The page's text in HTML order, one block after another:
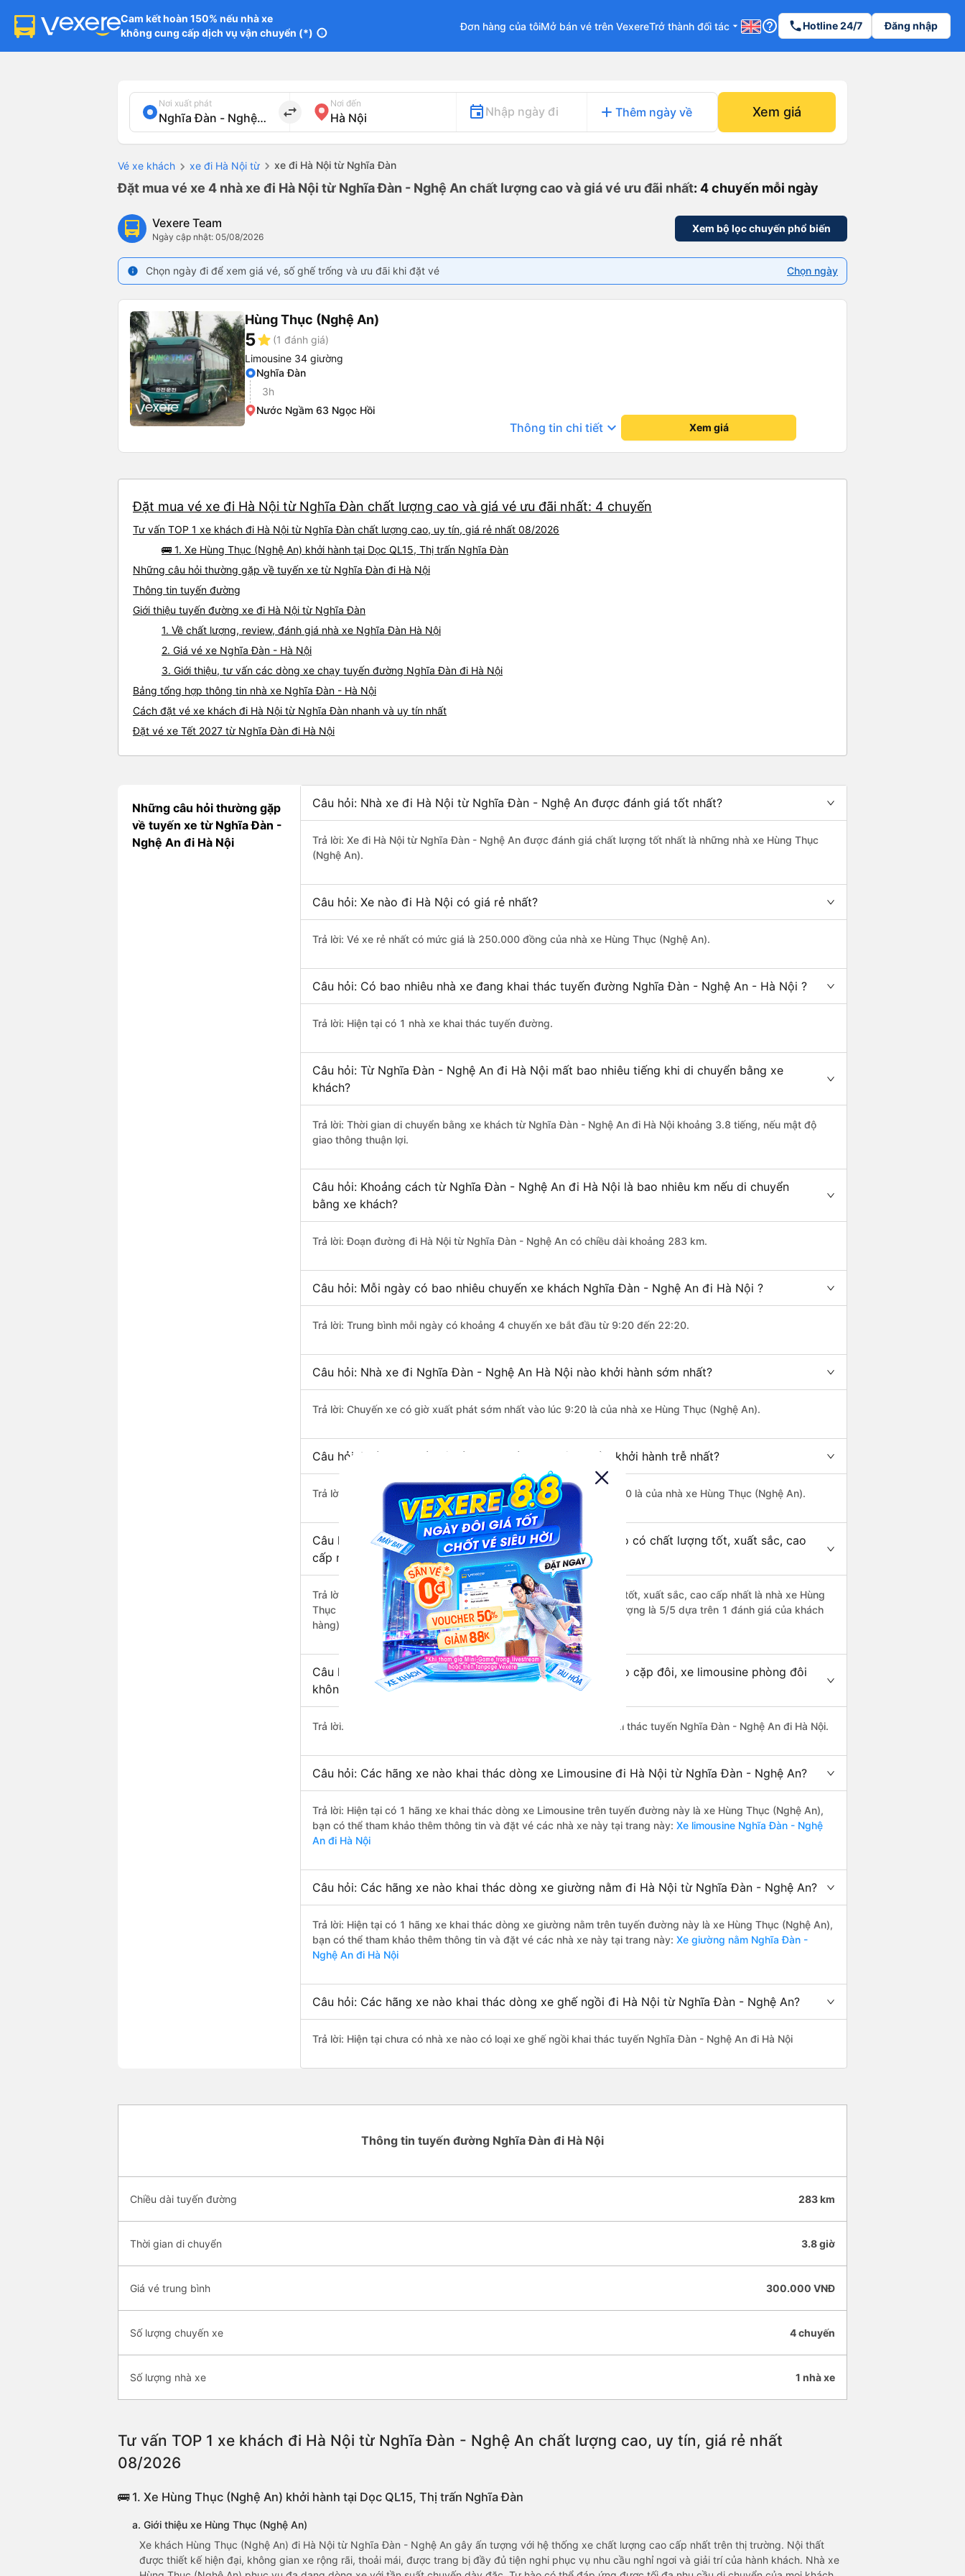
Cam kết hoàn 150% nếu nhà xe
không cung cấp dịch vụ vận chuyển (*) info
Đơn hàng của tôiMở bán vé trên VexereTrở thành đối tác arrow_drop_down help_outline phoneHotline 24/7 Đăng nhập
Nơi xuất phát
import_export
Nơi đến
Nhập ngày đi add Thêm ngày về Xem giá
Vé xe khách xe đi Hà Nội từ xe đi Hà Nội từ Nghĩa Đàn
Đặt mua vé xe 4 nhà xe đi Hà Nội từ Nghĩa Đàn - Nghệ An chất lượng cao và giá vé ưu đãi nhất: 4 chuyến mỗi ngày
Vexere Team
Ngày cập nhật: 05/08/2026
Xem bộ lọc chuyến phổ biến
info Chọn ngày đi để xem giá vé, số ghế trống và ưu đãi khi đặt vé Chọn ngày
Hùng Thục (Nghệ An)
5star (1 đánh giá)
Limousine 34 giường
Nghĩa Đàn
3h
Nước Ngầm 63 Ngọc Hồi
Thông tin chi tiết keyboard_arrow_down Xem giá
Đặt mua vé xe đi Hà Nội từ Nghĩa Đàn chất lượng cao và giá vé ưu đãi nhất: 4 chuyến
Tư vấn TOP 1 xe khách đi Hà Nội từ Nghĩa Đàn chất lượng cao, uy tín, giá rẻ nhất 08/2026
🚌 1. Xe Hùng Thục (Nghệ An) khởi hành tại Dọc QL15, Thị trấn Nghĩa Đàn
Những câu hỏi thường gặp về tuyến xe từ Nghĩa Đàn đi Hà Nội
Thông tin tuyến đường
Giới thiệu tuyến đường xe đi Hà Nội từ Nghĩa Đàn
1. Về chất lượng, review, đánh giá nhà xe Nghĩa Đàn Hà Nội
2. Giá vé xe Nghĩa Đàn - Hà Nội
3. Giới thiệu, tư vấn các dòng xe chạy tuyến đường Nghĩa Đàn đi Hà Nội
Bảng tổng hợp thông tin nhà xe Nghĩa Đàn - Hà Nội
Cách đặt vé xe khách đi Hà Nội từ Nghĩa Đàn nhanh và uy tín nhất
Đặt vé xe Tết 2027 từ Nghĩa Đàn đi Hà Nội
Những câu hỏi thường gặp
về tuyến xe từ Nghĩa Đàn -
Nghệ An đi Hà Nội
Câu hỏi: Nhà xe đi Hà Nội từ Nghĩa Đàn - Nghệ An được đánh giá tốt nhất?
Trả lời: Xe đi Hà Nội từ Nghĩa Đàn - Nghệ An được đánh giá chất lượng tốt nhất là những nhà xe Hùng Thục
(Nghệ An).
Câu hỏi: Xe nào đi Hà Nội có giá rẻ nhất?
Trả lời: Vé xe rẻ nhất có mức giá là 250.000 đồng của nhà xe Hùng Thục (Nghệ An).
Câu hỏi: Có bao nhiêu nhà xe đang khai thác tuyến đường Nghĩa Đàn - Nghệ An - Hà Nội ?
Trả lời: Hiện tại có 1 nhà xe khai thác tuyến đường.
Câu hỏi: Từ Nghĩa Đàn - Nghệ An đi Hà Nội mất bao nhiêu tiếng khi di chuyển bằng xe
khách?
Trả lời: Thời gian di chuyển bằng xe khách từ Nghĩa Đàn - Nghệ An đi Hà Nội khoảng 3.8 tiếng, nếu mật độ
giao thông thuận lợi.
Câu hỏi: Khoảng cách từ Nghĩa Đàn - Nghệ An đi Hà Nội là bao nhiêu km nếu di chuyển
bằng xe khách?
Trả lời: Đoạn đường đi Hà Nội từ Nghĩa Đàn - Nghệ An có chiều dài khoảng 283 km.
Câu hỏi: Mỗi ngày có bao nhiêu chuyến xe khách Nghĩa Đàn - Nghệ An đi Hà Nội ?
Trả lời: Trung bình mỗi ngày có khoảng 4 chuyến xe bắt đầu từ 9:20 đến 22:20.
Câu hỏi: Nhà xe đi Nghĩa Đàn - Nghệ An Hà Nội nào khởi hành sớm nhất?
Trả lời: Chuyến xe có giờ xuất phát sớm nhất vào lúc 9:20 là của nhà xe Hùng Thục (Nghệ An).
Câu hỏi: Nhà xe đi Hà Nội từ Nghĩa Đàn - Nghệ An nào khởi hành trễ nhất?
Trả lời: Chuyến xe có giờ xuất phát trễ (muộn) nhất là vào lúc 22:20 là của nhà xe Hùng Thục (Nghệ An).
Câu hỏi: Review xe đi Hà Nội từ Nghĩa Đàn - Nghệ An nào có chất lượng tốt, xuất sắc, cao
cấp nhất?
Trả lời: Những hãng xe đi Nghĩa Đàn - Nghệ An Hà Nội chất lượng tốt, xuất sắc, cao cấp nhất là nhà xe Hùng
Thục (Nghệ An) đi Hà Nội từ Nghĩa Đàn - Nghệ An với điểm chất lượng là 5/5 dựa trên 1 đánh giá của khách
hàng).
Câu hỏi: Có loại xe Nghĩa Đàn - Nghệ An Hà Nội dành cho cặp đôi, xe limousine phòng đôi
không?
Trả lời: Hiện tại chưa có nhà xe nào có loại xe giường nằm đôi khai thác tuyến Nghĩa Đàn - Nghệ An đi Hà Nội.
Câu hỏi: Các hãng xe nào khai thác dòng xe Limousine đi Hà Nội từ Nghĩa Đàn - Nghệ An?
Trả lời: Hiện tại có 1 hãng xe khai thác dòng xe Limousine trên tuyến đường này là xe Hùng Thục (Nghệ An),
bạn có thể tham khảo thêm thông tin và đặt vé các nhà xe này tại trang này: Xe limousine Nghĩa Đàn - Nghệ
An đi Hà Nội
Câu hỏi: Các hãng xe nào khai thác dòng xe giường nằm đi Hà Nội từ Nghĩa Đàn - Nghệ An?
Trả lời: Hiện tại có 1 hãng xe khai thác dòng xe giường nằm trên tuyến đường này là xe Hùng Thục (Nghệ An),
bạn có thể tham khảo thêm thông tin và đặt vé các nhà xe này tại trang này: Xe giường nằm Nghĩa Đàn -
Nghệ An đi Hà Nội
Câu hỏi: Các hãng xe nào khai thác dòng xe ghế ngồi đi Hà Nội từ Nghĩa Đàn - Nghệ An?
Trả lời: Hiện tại chưa có nhà xe nào có loại xe ghế ngồi khai thác tuyến Nghĩa Đàn - Nghệ An đi Hà Nội
Thông tin tuyến đường Nghĩa Đàn đi Hà Nội
Chiều dài tuyến đường 283 km
Thời gian di chuyển 3.8 giờ
Giá vé trung bình 300.000 VNĐ
Số lượng chuyến xe 4 chuyến
Số lượng nhà xe 1 nhà xe
Tư vấn TOP 1 xe khách đi Hà Nội từ Nghĩa Đàn - Nghệ An chất lượng cao, uy tín, giá rẻ nhất
08/2026
🚌 1. Xe Hùng Thục (Nghệ An) khởi hành tại Dọc QL15, Thị trấn Nghĩa Đàn
a. Giới thiệu xe Hùng Thục (Nghệ An)
Xe khách Hùng Thục (Nghệ An) đi Hà Nội từ Nghĩa Đàn - Nghệ An gây ấn tượng với hệ thống xe chất lượng cao cấp nhất trên thị trường. Nội thất
được thiết kế hiện đại, không gian xe rộng rãi, thoải mái, được trang bị đầy đủ tiện nghi phục vụ nhu cầu nghỉ ngơi và giải trí của hành khách. Nhà xe